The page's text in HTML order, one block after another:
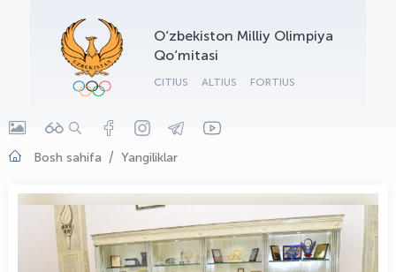
O‘zbekiston Milliy Olimpiya
Qo‘mitasi
CITIUS ALTIUS FORTIUS
Bosh sahifa Yangiliklar
OLYMPCHIK AI - yordamchi
Onlayn · olympic.uz